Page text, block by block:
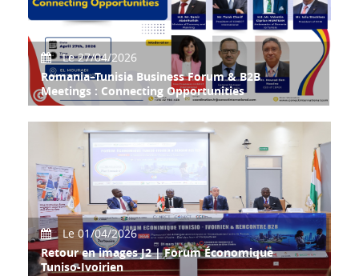
Le 27/04/2026
Romania–Tunisia Business Forum & B2B
Meetings : Connecting Opportunities
Suite au succès de la mission économique tunisienne en
Roumanie (21–24 septembre 2025), organisée
Le 01/04/2026
Retour en images J2 | Forum Économique
Tuniso-Ivoirien